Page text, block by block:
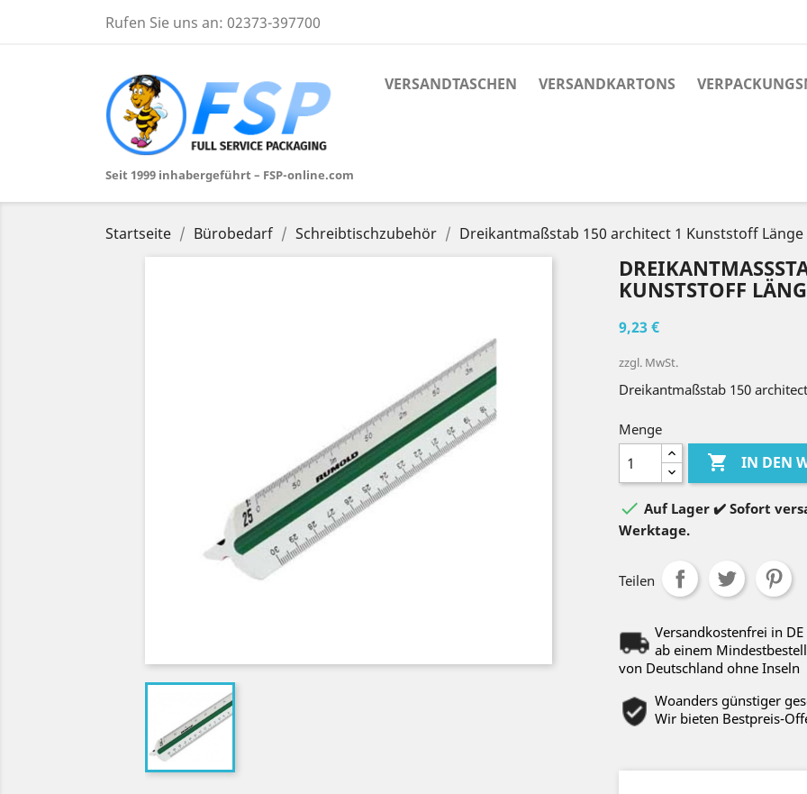
Rufen Sie uns an: 02373-397700
Seit 1999 inhabergeführt – FSP-online.com
VERSANDTASCHEN VERSANDKARTONS
Startseite Bürobedarf Schreibtischzubehör Dreikantmaßstab 150 architect 1 Kunststoff
UNSTSTOFF LÄNGE
9,23 €
zzgl. MwSt.
Dreikantmaßstab 150
Menge
 IN DEN
 Auf Lager ✔️ Sofort
Werktage.
Teilen
Versandkostenfrei in DE
ab einem
von Deutschland ohne Inseln
Woanders günstiger
Wir bieten Bestpreis-